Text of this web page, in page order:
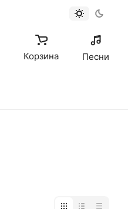
Корзина Песни